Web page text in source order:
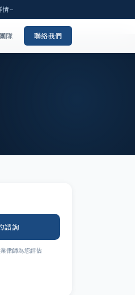
隊 聯絡我們
諮詢
律師為您評估